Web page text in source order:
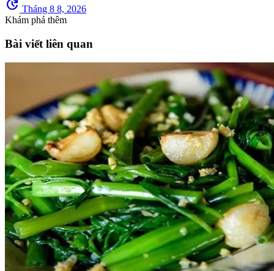
update Tháng 8 8, 2026
Khám phá thêm
Bài viết liên quan